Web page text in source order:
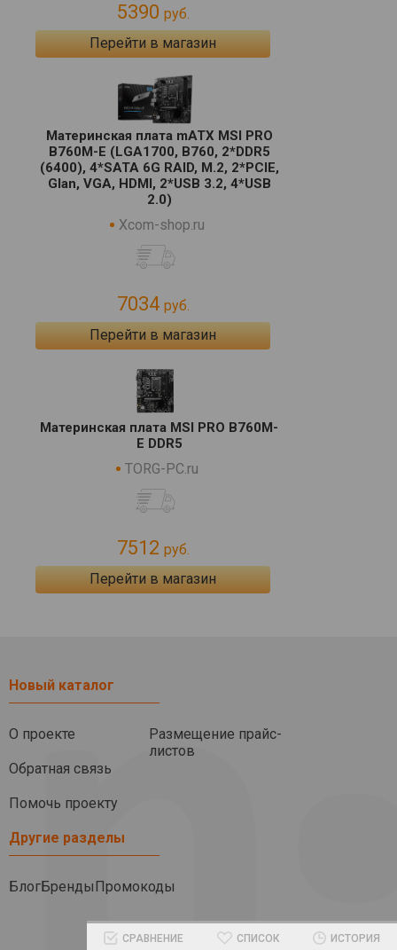
5390 руб.
Перейти в магазин
Материнская плата mATX MSI PRO
B760M-E (LGA1700, B760, 2*DDR5
(6400), 4*SATA 6G RAID, M.2, 2*PCIE,
Glan, VGA, HDMI, 2*USB 3.2, 4*USB
2.0)
Xcom-shop.ru
7034 руб.
Перейти в магазин
Материнская плата MSI PRO B760M-
E DDR5
TORG-PC.ru
7512 руб.
Перейти в магазин
Новый каталог
О проекте
Обратная связь
Помочь проекту
Размещение прайс-
листов
Другие разделы
БлогБрендыПромокоды
СРАВНЕНИЕ СПИСОК ИСТОРИЯ